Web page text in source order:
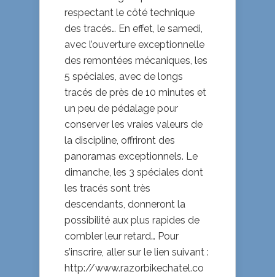
respectant le côté technique
des tracés… En effet, le samedi,
avec l’ouverture exceptionnelle
des remontées mécaniques, les
5 spéciales, avec de longs
tracés de près de 10 minutes et
un peu de pédalage pour
conserver les vraies valeurs de
la discipline, offriront des
panoramas exceptionnels. Le
dimanche, les 3 spéciales dont
les tracés sont très
descendants, donneront la
possibilité aux plus rapides de
combler leur retard… Pour
s’inscrire, aller sur le lien suivant :
http://www.razorbikechatel.co